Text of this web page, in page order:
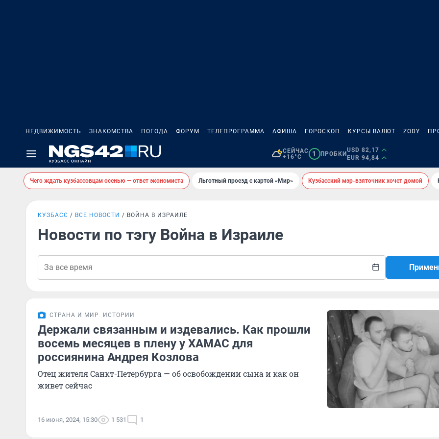
НЕДВИЖИМОСТЬ ЗНАКОМСТВА ПОГОДА ФОРУМ ТЕЛЕПРОГРАММА АФИША ГОРОСКОП КУРСЫ ВАЛЮТ ZODY
СЕЙЧАС
+16°C
1 ПРОБКИ
USD 82,17
EUR 94,84
Чего ждать кузбассовцам осенью — ответ экономиста Льготный проезд с картой «Мир» Кузбасский мэр-взяточник хочет домой
КУЗБАСС ВСЕ НОВОСТИ ВОЙНА В ИЗРАИЛЕ
Новости по тэгу Война в Израиле
СТРАНА И МИР ИСТОРИИ
Держали связанным и издевались. Как прошли
восемь месяцев в плену у ХАМАС для
россиянина Андрея Козлова
Отец жителя Санкт-Петербурга — об освобождении сына и как он
живет сейчас
16 июня, 2024, 15:30 1 531 1